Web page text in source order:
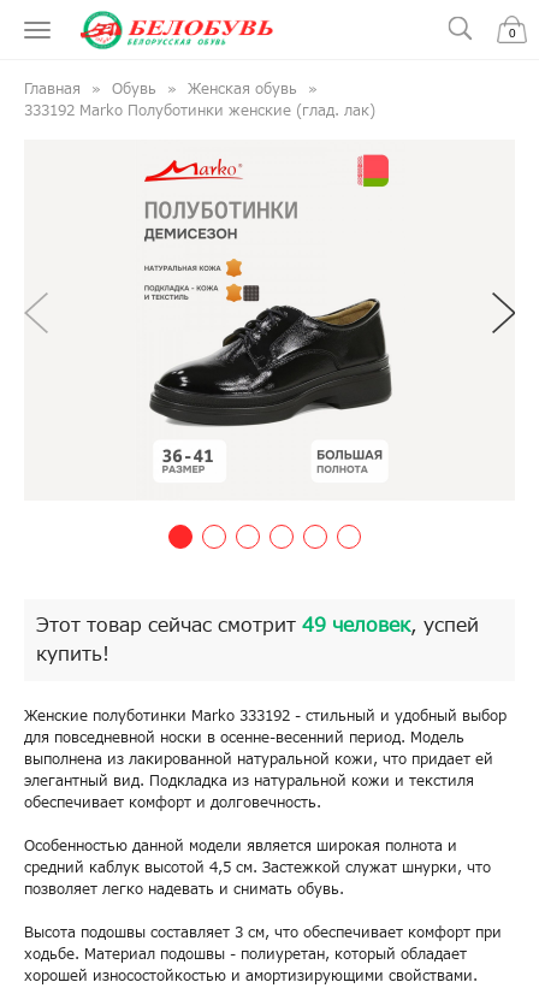
0
Главная Обувь
Женская обувь
333192 Marko Полуботинки женские (глад. лак)
Этот товар сейчас смотрит 49 человек, успей
купить!
Женские полуботинки Marko 333192 - стильный и удобный выбор
для повседневной носки в осенне-весенний период. Модель
выполнена из лакированной натуральной кожи, что придает ей
элегантный вид. Подкладка из натуральной кожи и текстиля
обеспечивает комфорт и долговечность.
Особенностью данной модели является широкая полнота и
средний каблук высотой 4,5 см. Застежкой служат шнурки, что
позволяет легко надевать и снимать обувь.
Высота подошвы составляет 3 см, что обеспечивает комфорт при
ходьбе. Материал подошвы - полиуретан, который обладает
хорошей износостойкостью и амортизирующими свойствами.